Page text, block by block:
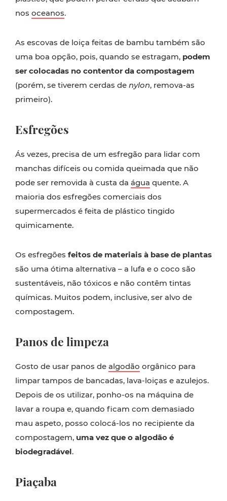
nos oceanos.
As escovas de loiça feitas de bambu também são
uma boa opção, pois, quando se estragam, podem
ser colocadas no contentor da compostagem
(porém, se tiverem cerdas de nylon, remova-as
primeiro).
Esfregões
Ás vezes, precisa de um esfregão para lidar com
manchas difíceis ou comida queimada que não
pode ser removida à custa da água quente. A
maioria dos esfregões comerciais dos
supermercados é feita de plástico tingido
quimicamente.
Os esfregões feitos de materiais à base de plantas
são uma ótima alternativa – a lufa e o coco são
sustentáveis, não tóxicos e não contêm tintas
químicas. Muitos podem, inclusive, ser alvo de
compostagem.
Panos de limpeza
Gosto de usar panos de algodão orgânico para
limpar tampos de bancadas, lava-loiças e azulejos.
Depois de os utilizar, ponho-os na máquina de
lavar a roupa e, quando ficam com demasiado
mau aspeto, posso colocá-los no recipiente da
compostagem, uma vez que o algodão é
biodegradável.
Piaçaba